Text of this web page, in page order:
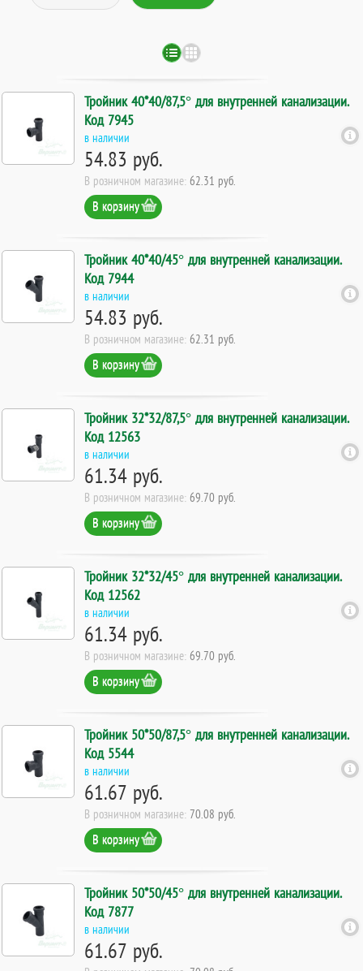
Тройник 40*40/87,5° для внутренней канализации.
Код 7945
в наличии
54.83 руб.
В розничном магазине: 62.31 руб.
В корзину
Тройник 40*40/45° для внутренней канализации.
Код 7944
в наличии
54.83 руб.
В розничном магазине: 62.31 руб.
В корзину
Тройник 32*32/87,5° для внутренней канализации.
Код 12563
в наличии
61.34 руб.
В розничном магазине: 69.70 руб.
В корзину
Тройник 32*32/45° для внутренней канализации.
Код 12562
в наличии
61.34 руб.
В розничном магазине: 69.70 руб.
В корзину
Тройник 50*50/87,5° для внутренней канализации.
Код 5544
в наличии
61.67 руб.
В розничном магазине: 70.08 руб.
В корзину
Тройник 50*50/45° для внутренней канализации.
Код 7877
в наличии
61.67 руб.